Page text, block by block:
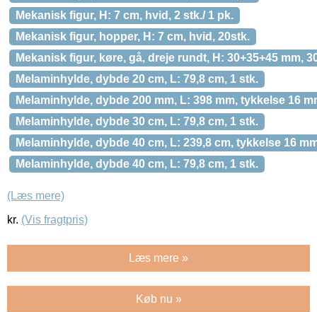
Mekanisk figur, H: 7 cm, hvid, 2 stk./ 1 pk.
Mekanisk figur, hopper, H: 7 cm, hvid, 20stk.
Mekanisk figur, køre, gå, dreje rundt, H: 30+35+45 mm,
Melaminhylde, dybde 20 cm, L: 79,8 cm, 1 stk.
Melaminhylde, dybde 200 mm, L: 398 mm, tykkelse 16
Melaminhylde, dybde 30 cm, L: 79,8 cm, 1 stk.
Melaminhylde, dybde 40 cm, L: 239,8 cm, tykkelse 16
Melaminhylde, dybde 40 cm, L: 79,8 cm, 1 stk.
(Læs mere)
kr. (Vis fragtpris)
Læs mere »
Køb nu »